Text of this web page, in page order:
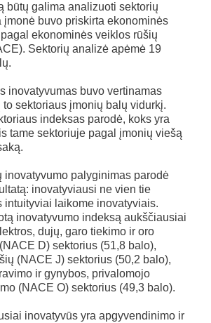
būtų galima analizuoti sektorių
įmonė buvo priskirta ekonominės
ekonominės veiklos rūšių
Sektorių analizė apėmė 19
inovatyvumas buvo vertinamas
sektoriaus įmonių balų vidurkį.
indeksas parodė, koks yra
tame sektoriuje pagal įmonių viešą
inovatyvumo palyginimas parodė
inovatyviausi ne vien tie
intuityviai laikome inovatyviais.
inovatyvumo indeksą aukščiausiai
dujų, garo tiekimo ir oro
D) sektorius (51,8 balo),
(NACE J) sektorius (50,2 balo),
ir gynybos, privalomojo
(NACE O) sektorius (49,3 balo).
inovatyvūs yra apgyvendinimo ir